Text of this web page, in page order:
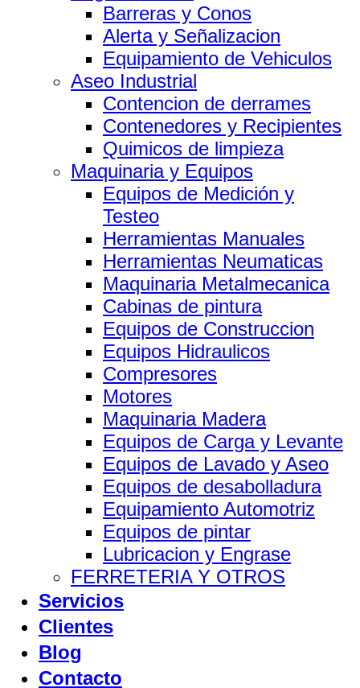
Barreras y Conos
Alerta y Señalizacion
Equipamiento de Vehiculos
Aseo Industrial
Contencion de derrames
Contenedores y Recipientes
Quimicos de limpieza
Maquinaria y Equipos
Equipos de Medición y
Testeo
Herramientas Manuales
Herramientas Neumaticas
Maquinaria Metalmecanica
Cabinas de pintura
Equipos de Construccion
Equipos Hidraulicos
Compresores
Motores
Maquinaria Madera
Equipos de Carga y Levante
Equipos de Lavado y Aseo
Equipos de desabolladura
Equipamiento Automotriz
Equipos de pintar
Lubricacion y Engrase
FERRETERIA Y OTROS
Servicios
Clientes
Blog
Contacto